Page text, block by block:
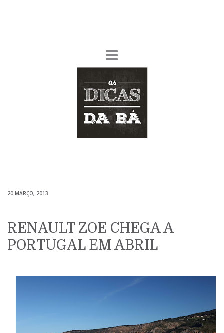
20 MARÇO, 2013
RENAULT ZOE CHEGA A
PORTUGAL EM ABRIL